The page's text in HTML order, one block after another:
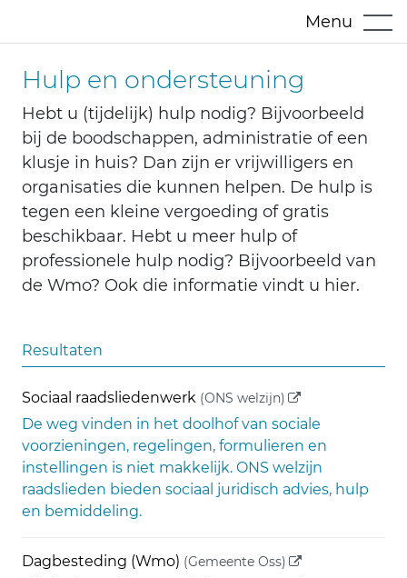
Menu
Hulp en ondersteuning
Hebt u (tijdelijk) hulp nodig? Bijvoorbeeld
bij de boodschappen, administratie of een
klusje in huis? Dan zijn er vrijwilligers en
organisaties die kunnen helpen. De hulp is
tegen een kleine vergoeding of gratis
beschikbaar. Hebt u meer hulp of
professionele hulp nodig? Bijvoorbeeld van
de Wmo? Ook die informatie vindt u hier.
Resultaten
Sociaal raadsliedenwerk (ONS welzijn) (externe link)
De weg vinden in het doolhof van sociale
voorzieningen, regelingen, formulieren en
instellingen is niet makkelijk. ONS welzijn
raadslieden bieden sociaal juridisch advies, hulp
en bemiddeling.
Dagbesteding (Wmo) (Gemeente Oss) (externe link)